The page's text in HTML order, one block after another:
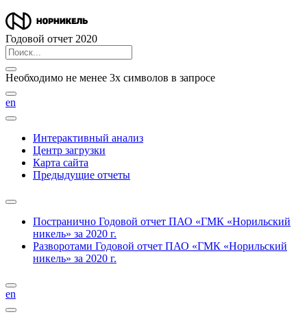
Годовой отчет 2020
Необходимо не менее 3х символов в запросе
en
Интерактивный анализ
Центр загрузки
Карта сайта
Предыдущие отчеты
Постранично Годовой отчет ПАО «ГМК «Норильский
никель» за 2020 г.
Разворотами Годовой отчет ПАО «ГМК «Норильский
никель» за 2020 г.
en